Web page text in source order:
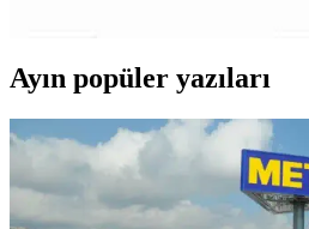
Ayın popüler yazıları